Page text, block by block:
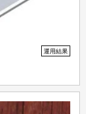
運用結果